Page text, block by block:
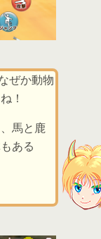
ぜか動物
！
馬と鹿
ある